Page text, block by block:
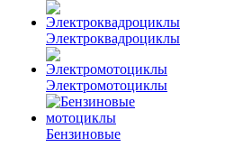
Электроквадроциклы
Электромотоциклы
Бензиновые